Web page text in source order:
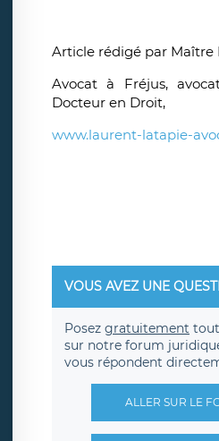
Article rédigé par Maître
Avocat à Fréjus,
Docteur en Droit,
www.laurent-latapie-
VOUS AVEZ UNE
Posez gratuitement
sur notre forum
vous répondent
ALLER SUR LE